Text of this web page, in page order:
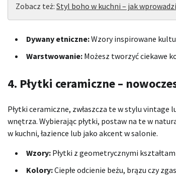
Zobacz też: Styl boho w kuchni – jak
Dywany etniczne:Wzory inspirowane
Warstwowanie: Możesz tworzyć ciekawe
4. Płytki ceramiczne –
Płytki ceramiczne, zwłaszcza te w stylu
wnętrza. Wybierając płytki, postaw na te w
w kuchni, łazience lub jako akcent w salonie.
Wzory: Płytki z geometrycznymi
Kolory:Ciepłe odcienie beżu, brązu czy